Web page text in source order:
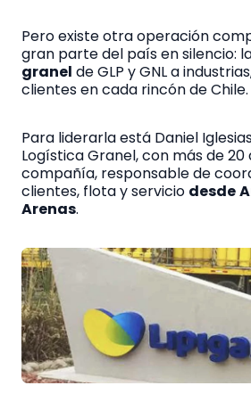
Pero existe otra operación
gran parte del país en silencio:
granel de GLP y GNL a
clientes en cada rincón de Chile.
Para liderarla está Daniel
Logística Granel, con más de 20
compañía, responsable de
clientes, flota y servicio desde
Arenas.